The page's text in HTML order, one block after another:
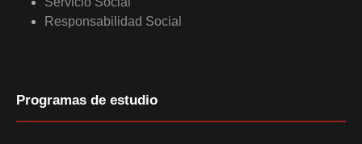
Responsabilidad Social
Programas de estudio